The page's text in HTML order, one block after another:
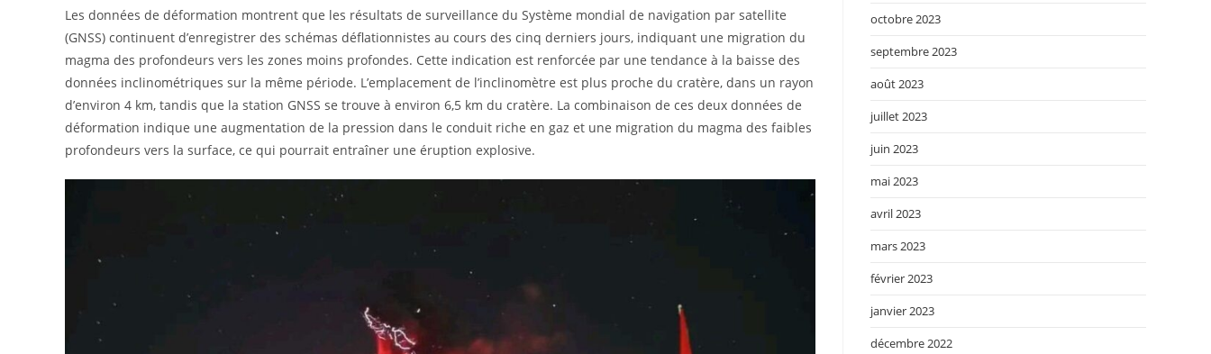
Les données de déformation montrent que les résultats de surveillance du Système mondial de navigation par satellite
(GNSS) continuent d’enregistrer des schémas déflationnistes au cours des cinq derniers jours, indiquant une migration du
magma des profondeurs vers les zones moins profondes. Cette indication est renforcée par une tendance à la baisse des
données inclinométriques sur la même période. L’emplacement de l’inclinomètre est plus proche du cratère, dans un rayon
d’environ 4 km, tandis que la station GNSS se trouve à environ 6,5 km du cratère. La combinaison de ces deux données de
déformation indique une augmentation de la pression dans le conduit riche en gaz et une migration du magma des faibles
profondeurs vers la surface, ce qui pourrait entraîner une éruption explosive.
octobre 2023
septembre 2023
août 2023
juillet 2023
juin 2023
mai 2023
avril 2023
mars 2023
février 2023
janvier 2023
décembre 2022